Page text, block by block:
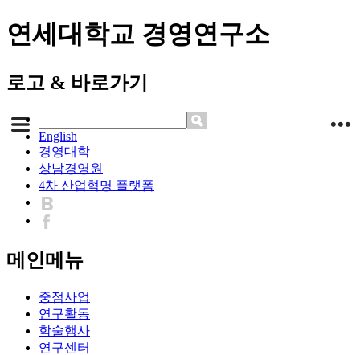
연세대학교 경영연구소
로고 & 바로가기
English
경영대학
상남경영원
4차 산업혁명 플랫폼
메인메뉴
중점사업
연구활동
학술행사
연구센터